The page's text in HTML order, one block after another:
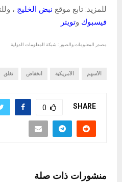
للمزيد: تابع موقع نبض الخليج ،
فيسبوك وتويتر
مصدر المعلومات والصور : شبكة المعلومات الدولية
الأسهم الأمريكية انخفاض تغلق
SHARE
0
منشورات ذات صلة